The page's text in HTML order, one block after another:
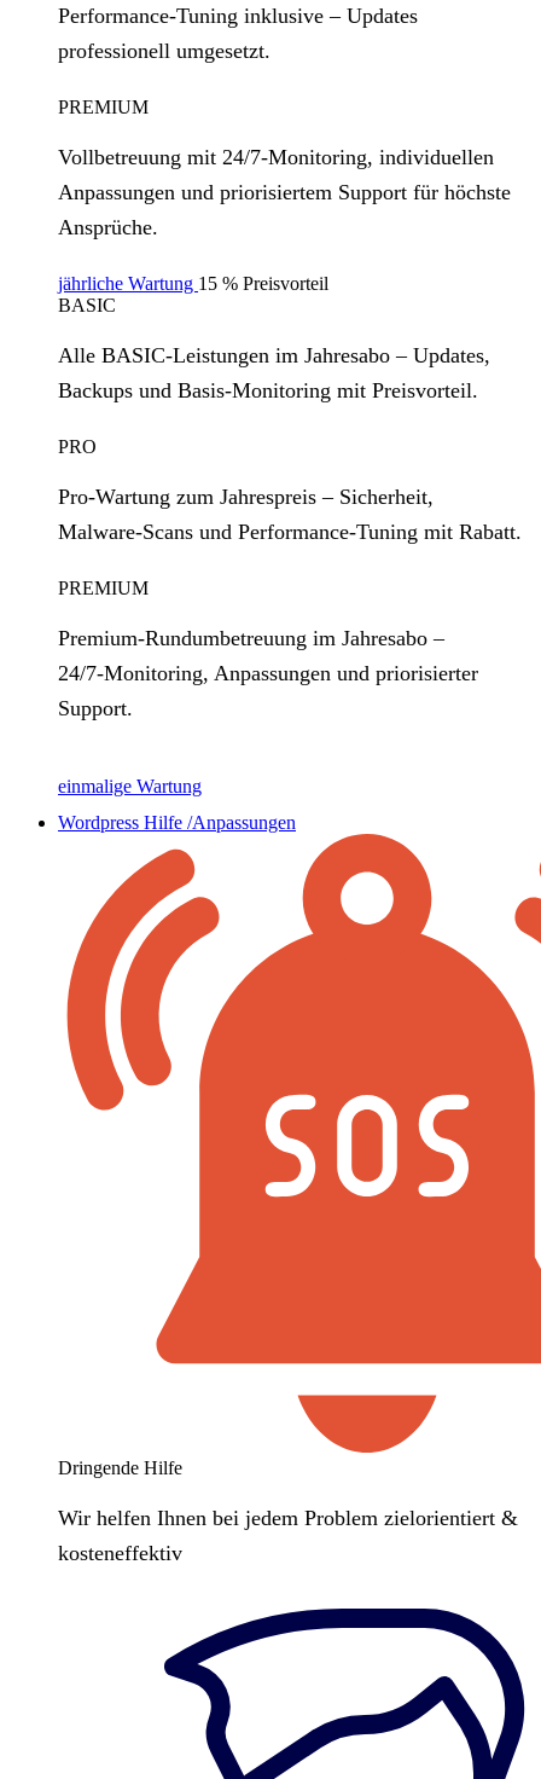
Performance‑Tuning inklusive – Updates
professionell umgesetzt.
PREMIUM
Vollbetreuung mit 24/7‑Monitoring, individuellen
Anpassungen und priorisiertem Support für höchste
Ansprüche.
jährliche Wartung 15 % Preisvorteil
BASIC
Alle BASIC‑Leistungen im Jahresabo – Updates,
Backups und Basis‑Monitoring mit Preisvorteil.
PRO
Pro‑Wartung zum Jahrespreis – Sicherheit,
Malware‑Scans und Performance‑Tuning mit Rabatt.
PREMIUM
Premium‑Rundumbetreuung im Jahresabo –
24/7‑Monitoring, Anpassungen und priorisierter
Support.
einmalige Wartung
Wordpress Hilfe /Anpassungen
Dringende Hilfe
Wir helfen Ihnen bei jedem Problem zielorientiert &
kosteneffektiv